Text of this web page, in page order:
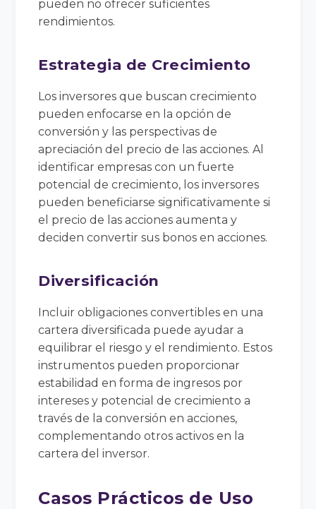
pueden no ofrecer suficientes
rendimientos.
Estrategia de Crecimiento
Los inversores que buscan crecimiento
pueden enfocarse en la opción de
conversión y las perspectivas de
apreciación del precio de las acciones. Al
identificar empresas con un fuerte
potencial de crecimiento, los inversores
pueden beneficiarse significativamente si
el precio de las acciones aumenta y
deciden convertir sus bonos en acciones.
Diversificación
Incluir obligaciones convertibles en una
cartera diversificada puede ayudar a
equilibrar el riesgo y el rendimiento. Estos
instrumentos pueden proporcionar
estabilidad en forma de ingresos por
intereses y potencial de crecimiento a
través de la conversión en acciones,
complementando otros activos en la
cartera del inversor.
Casos Prácticos de Uso